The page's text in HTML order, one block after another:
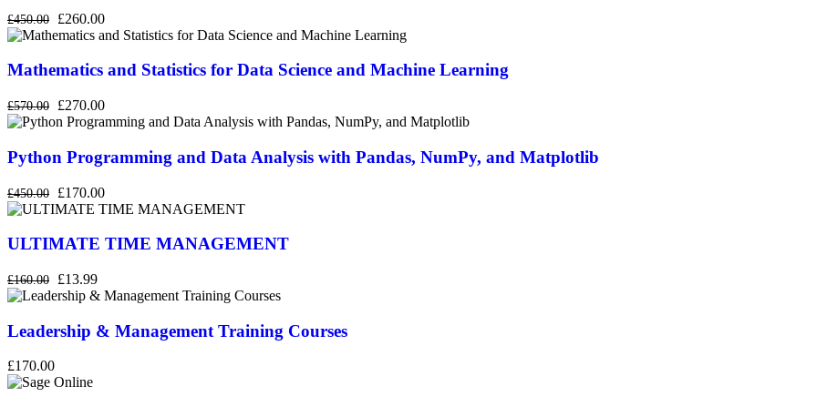
£450.00 £260.00
Mathematics and Statistics for Data Science and Machine Learning
£570.00 £270.00
Python Programming and Data Analysis with Pandas, NumPy, and Matplotlib
£450.00 £170.00
ULTIMATE TIME MANAGEMENT
£160.00 £13.99
Leadership & Management Training Courses
£170.00